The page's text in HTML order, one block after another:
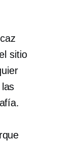
sitio